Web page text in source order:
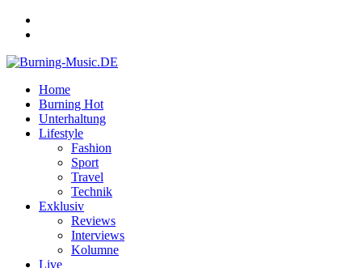
Home
Burning Hot
Unterhaltung
Lifestyle
Fashion
Sport
Travel
Technik
Exklusiv
Reviews
Interviews
Kolumne
Live